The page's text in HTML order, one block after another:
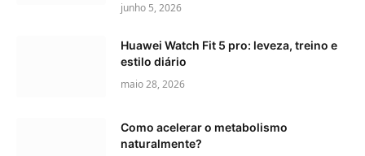
junho 5, 2026
Huawei Watch Fit 5 pro: leveza, treino e
estilo diário
maio 28, 2026
Como acelerar o metabolismo
naturalmente?